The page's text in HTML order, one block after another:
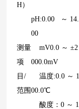
H）
测量
项
目/
范围
pH:0.00 ～ 14.
00
mV0.0 ～ ±2
000.0mV
温度:0.0 ～ 1
00.0℃
酸度：0 ～ 1